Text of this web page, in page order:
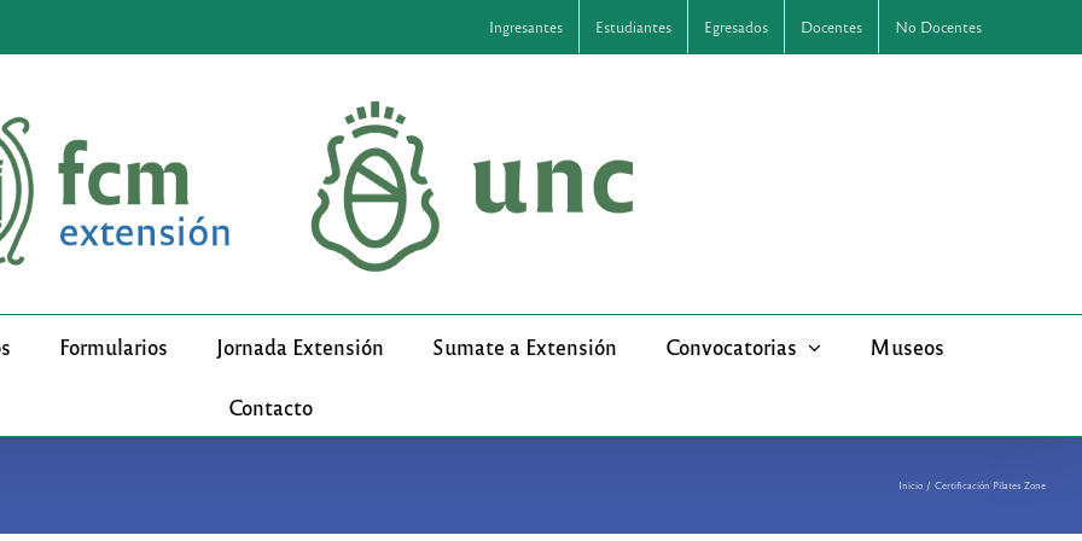
Ingresantes Estudiantes Egresados Docentes No Docentes
Formularios Jornada Extensión Sumate a Extensión Convocatorias Museos
Contacto
Inicio Certificación Pilates Zone